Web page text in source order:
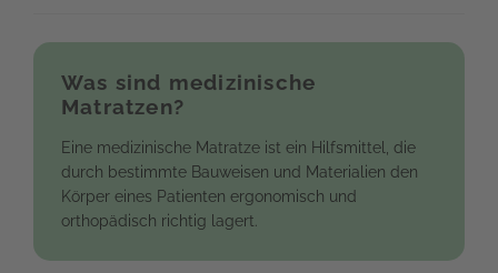
Was sind medizinische
Matratzen?
Eine medizinische Matratze ist ein Hilfsmittel, die
durch bestimmte Bauweisen und Materialien den
Körper eines Patienten ergonomisch und
orthopädisch richtig lagert.